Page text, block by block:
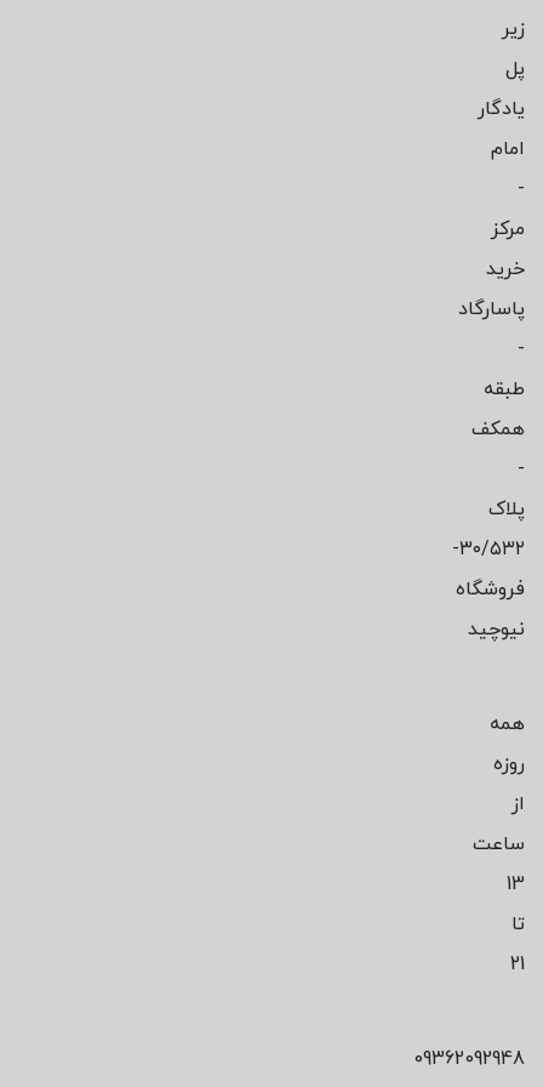
زیر
پل
یادگار
امام
-
مرکز
خرید
پاسارگاد
-
طبقه
همکف
-
پلاک
۳۰/۵۳۲-
فروشگاه
نیوچید
همه
روزه
از
ساعت
13
تا
21
09362092948